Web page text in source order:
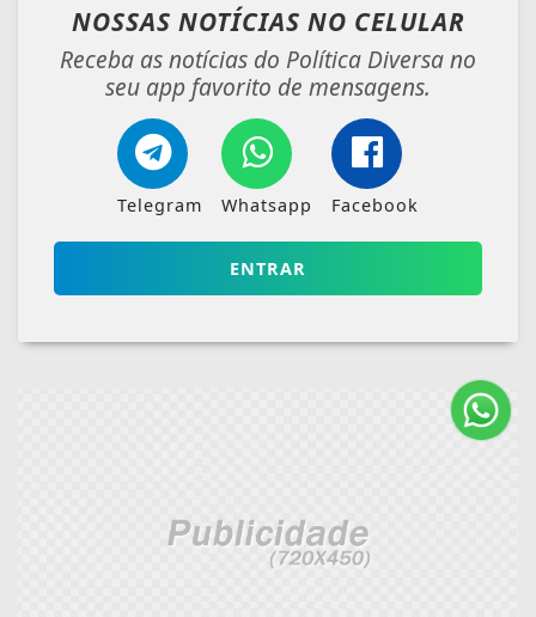
NOSSAS NOTÍCIAS NO CELULAR
Receba as notícias do Política Diversa no
seu app favorito de mensagens.
Telegram Whatsapp Facebook
ENTRAR